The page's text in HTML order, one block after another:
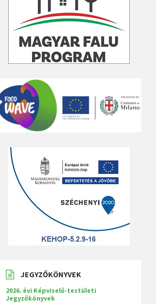
JEGYZŐKÖNYVEK
2026. évi Képviselő-testületi
Jegyzőkönyvek